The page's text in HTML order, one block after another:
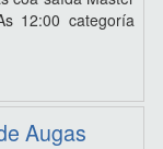
12:00 categoría
Augas